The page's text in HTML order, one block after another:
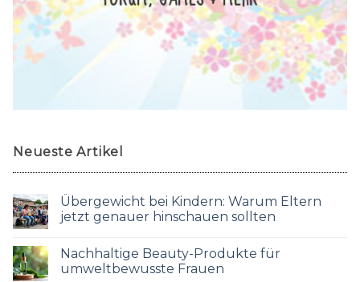
Neueste Artikel
Übergewicht bei Kindern: Warum Eltern
jetzt genauer hinschauen sollten
Nachhaltige Beauty-Produkte für
umweltbewusste Frauen